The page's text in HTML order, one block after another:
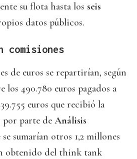
su flota hasta los seis
datos públicos.
comisiones
de euros se repartirían, según
los 490.780 euros pagados a
euros que recibió la
por parte de Análisis
se sumarían otros 1,2 millones
obtenido del think tank